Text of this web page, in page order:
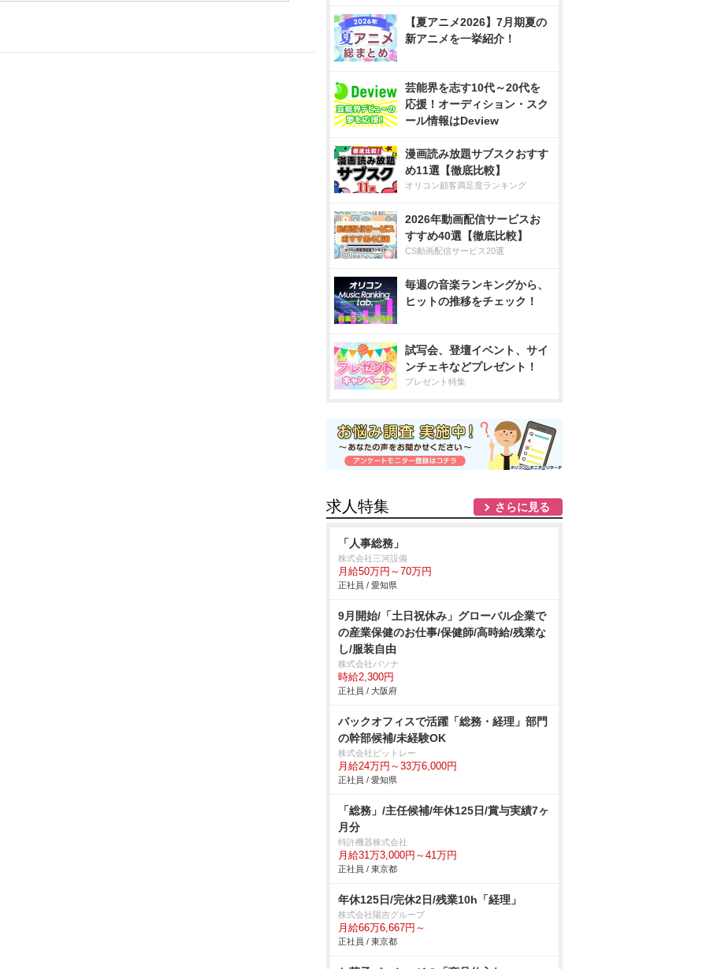
【夏アニメ2026】7月期夏の
新アニメを一挙紹介！
芸能界を志す10代～20代を
応援！オーディション・スク
ール情報はDeview
漫画読み放題サブスクおすす
め11選【徹底比較】
オリコン顧客満足度ランキング
2026年動画配信サービスお
すすめ40選【徹底比較】
CS動画配信サービス20選
毎週の音楽ランキングから、
ヒットの推移をチェック！
試写会、登壇イベント、サイ
ンチェキなどプレゼント！
プレゼント特集
求人特集 さらに見る
「人事総務」
株式会社三河設備
月給50万円～70万円
正社員 / 愛知県
9月開始/「土日祝休み」グローバル企業で
の産業保健のお仕事/保健師/高時給/残業な
し/服装自由
株式会社パソナ
時給2,300円
正社員 / 大阪府
バックオフィスで活躍「総務・経理」部門
の幹部候補/未経験OK
株式会社ピットレー
月給24万円～33万6,000円
正社員 / 愛知県
「総務」/主任候補/年休125日/賞与実績7ヶ
月分
特許機器株式会社
月給31万3,000円～41万円
正社員 / 東京都
年休125日/完休2日/残業10h「経理」
株式会社陽吉グループ
月給66万6,667円～
正社員 / 東京都